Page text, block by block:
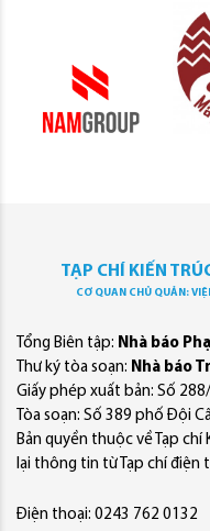
TẠP CHÍ KIẾN
CƠ QUAN CHỦ QUẢN:
Tổng Biên tập: Nhà báo
Thư ký tòa soạn: Nhà báo
Giấy phép xuất bản: Số
Tòa soạn: Số 389 phố Đội
Bản quyền thuộc về Tạp
lại thông tin từ Tạp chí điện
Điện thoại: 0243 762 0132